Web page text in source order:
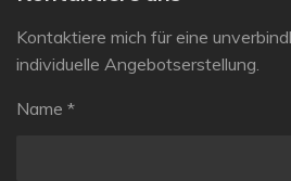
Kontaktiere mich für eine
individuelle Angebotserstellung.
Name *